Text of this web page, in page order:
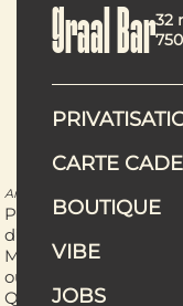
Graal Bar32
CARTE
BOUTIQUE
VIBE
JOBS
Maslow
Article publié dans
Pas de quinoa ni de
d’un genre nouveau.
Maslow nous
ou le carpaccio de
Quant à la terrasse